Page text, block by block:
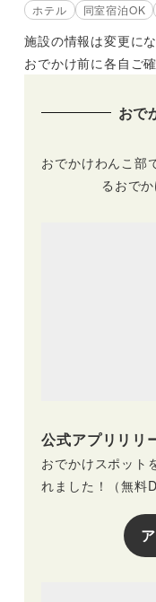
ホテル 同室宿泊OK
施設の情報は変更に
おでかけ前に各自ご
おで
おでかけわんこ部
るおで
公式アプリリリ
おでかけスポット
れました！（無料